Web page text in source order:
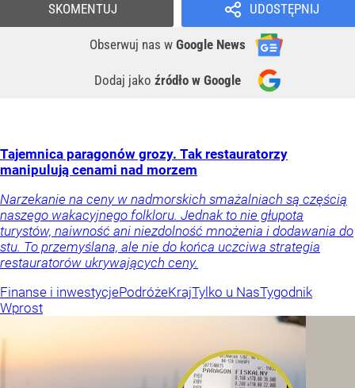
UDOSTĘPNIJ
Obserwuj nas w Google News
Dodaj jako źródło w Google
SKOMENTUJ
Tajemnica paragonów grozy. Tak restauratorzy
manipulują cenami nad morzem
Narzekanie na ceny w nadmorskich smażalniach są częścią
naszego wakacyjnego folkloru. Jednak to nie głupota
turystów, naiwność ani niezdolność mnożenia i dodawania do
stu. To przemyślana, ale nie do końca uczciwa strategia
restauratorów ukrywających ceny.
Finanse i inwestycjePodróżeKrajTylko u NasTygodnik
Wprost